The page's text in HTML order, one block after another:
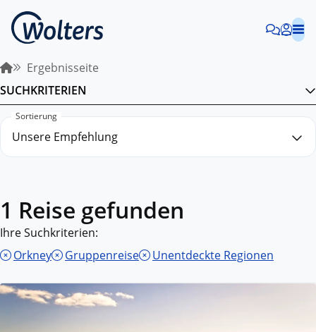
Ergebnisseite
SUCHKRITERIEN
Sortierung
1 Reise gefunden
Ihre Suchkriterien:
Orkney
Gruppenreise Unentdeckte Regionen